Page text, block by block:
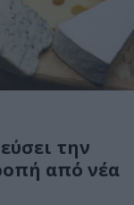
την
από νέα